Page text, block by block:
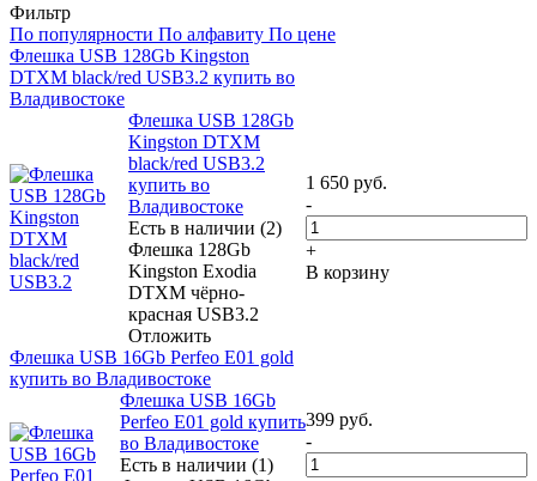
Фильтр
По популярности По алфавиту По цене
Флешка USB 128Gb Kingston
DTXM black/red USB3.2 купить во
Владивостоке
Флешка USB 128Gb
Kingston DTXM
black/red USB3.2
купить во
Владивостоке
Есть в наличии (2)
Флешка 128Gb
Kingston Exodia
DTXM чёрно-
красная USB3.2
Отложить
1 650 руб.
-
+
В корзину
Флешка USB 16Gb Perfeo E01 gold
купить во Владивостоке
Флешка USB 16Gb
Perfeo E01 gold купить
во Владивостоке
Есть в наличии (1)
399 руб.
-